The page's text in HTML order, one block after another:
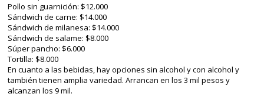
Pollo sin guarnición: $12.000
Sándwich de carne: $14.000
Sándwich de milanesa: $14.000
Sándwich de salame: $8.000
Súper pancho: $6.000
Tortilla: $8.000
En cuanto a las bebidas, hay opciones sin alcohol y con alcohol y
también tienen amplia variedad. Arrancan en los 3 mil pesos y
alcanzan los 9 mil.